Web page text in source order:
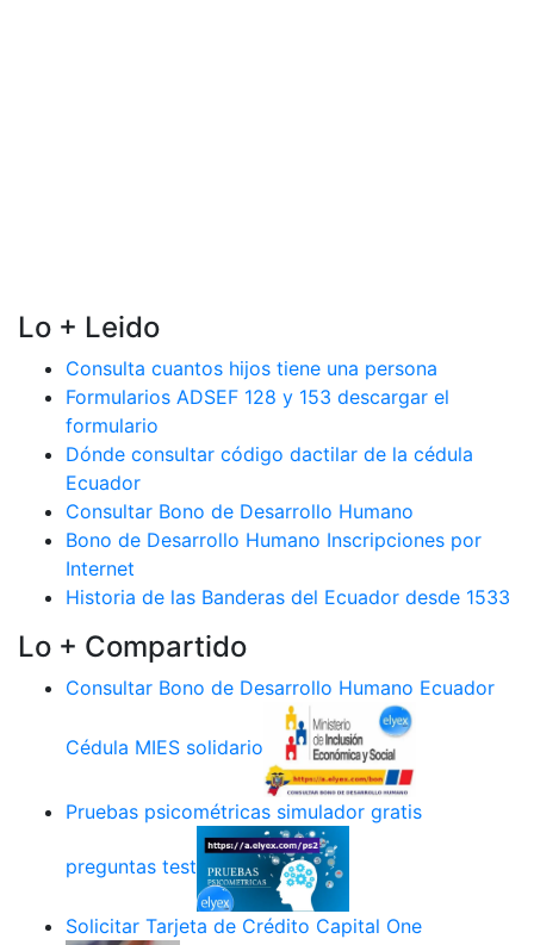
Lo + Leido
Consulta cuantos hijos tiene una persona
Formularios ADSEF 128 y 153 descargar el
formulario
Dónde consultar código dactilar de la cédula
Ecuador
Consultar Bono de Desarrollo Humano
Bono de Desarrollo Humano Inscripciones por
Internet
Historia de las Banderas del Ecuador desde 1533
Lo + Compartido
Consultar Bono de Desarrollo Humano Ecuador
Cédula MIES solidario
Pruebas psicométricas simulador gratis
preguntas test
Solicitar Tarjeta de Crédito Capital One